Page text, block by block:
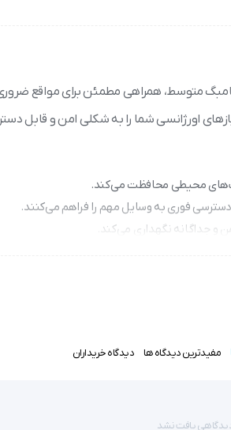
متوسط، همراهی مطمئن برای مواقع
اورژانسی شما را به شکلی امن و قابل
محیطی محافظت می‌کند.
فوری به وسایل مهم را فراهم می‌کنند.
و جداگانه نگهداری می‌کند.
مفیدترین دیدگاه ها دیدگاه خریداران
یافت نشد